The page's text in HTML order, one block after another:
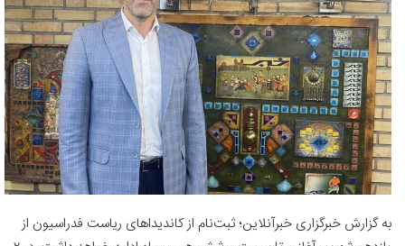
به گزارش خبرگزاری خبرآنلاین؛ ثبت‌نام از کاندیداهای ریاست فدراسیون از